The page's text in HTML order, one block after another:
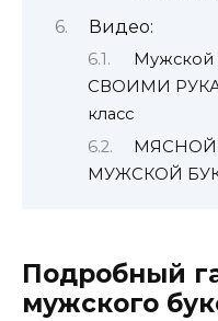
Видео:
Мужской
СВОИМИ
класс
МЯСНОЙ
МУЖСКОЙ
Подробный
мужского